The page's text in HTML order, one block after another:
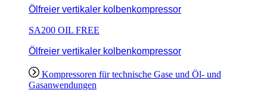
Ölfreier vertikaler kolbenkompressor
SA200 OIL FREE
Ölfreier vertikaler kolbenkompressor
Kompressoren für technische Gase und Öl- und
Gasanwendungen